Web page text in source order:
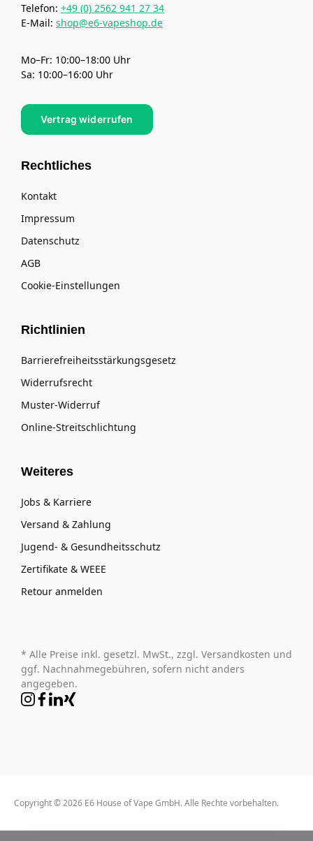
Telefon: +49 (0) 2562 941 27 34
E-Mail: shop@e6-vapeshop.de
Mo–Fr: 10:00–18:00 Uhr
Sa: 10:00–16:00 Uhr
Vertrag widerrufen
Rechtliches
Kontakt
Impressum
Datenschutz
AGB
Cookie-Einstellungen
Richtlinien
Barrierefreiheitsstärkungsgesetz
Widerrufsrecht
Muster-Widerruf
Online-Streitschlichtung
Weiteres
Jobs & Karriere
Versand & Zahlung
Jugend- & Gesundheitsschutz
Zertifikate & WEEE
Retour anmelden
* Alle Preise inkl. gesetzl. MwSt., zzgl. Versandkosten und
ggf. Nachnahmegebühren, sofern nicht anders
angegeben.
Copyright © 2026 E6 House of Vape GmbH. Alle Rechte vorbehalten.